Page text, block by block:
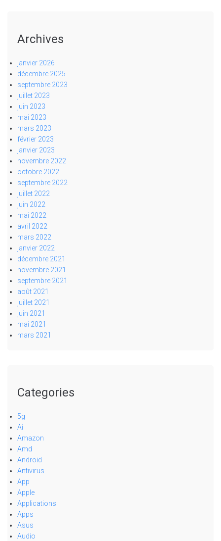
Archives
janvier 2026
décembre 2025
septembre 2023
juillet 2023
juin 2023
mai 2023
mars 2023
février 2023
janvier 2023
novembre 2022
octobre 2022
septembre 2022
juillet 2022
juin 2022
mai 2022
avril 2022
mars 2022
janvier 2022
décembre 2021
novembre 2021
septembre 2021
août 2021
juillet 2021
juin 2021
mai 2021
mars 2021
Categories
5g
Ai
Amazon
Amd
Android
Antivirus
App
Apple
Applications
Apps
Asus
Audio